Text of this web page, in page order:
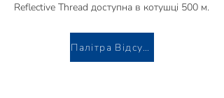
Reflective Thread доступна в котушці 500 м.
Палітра Відсутня